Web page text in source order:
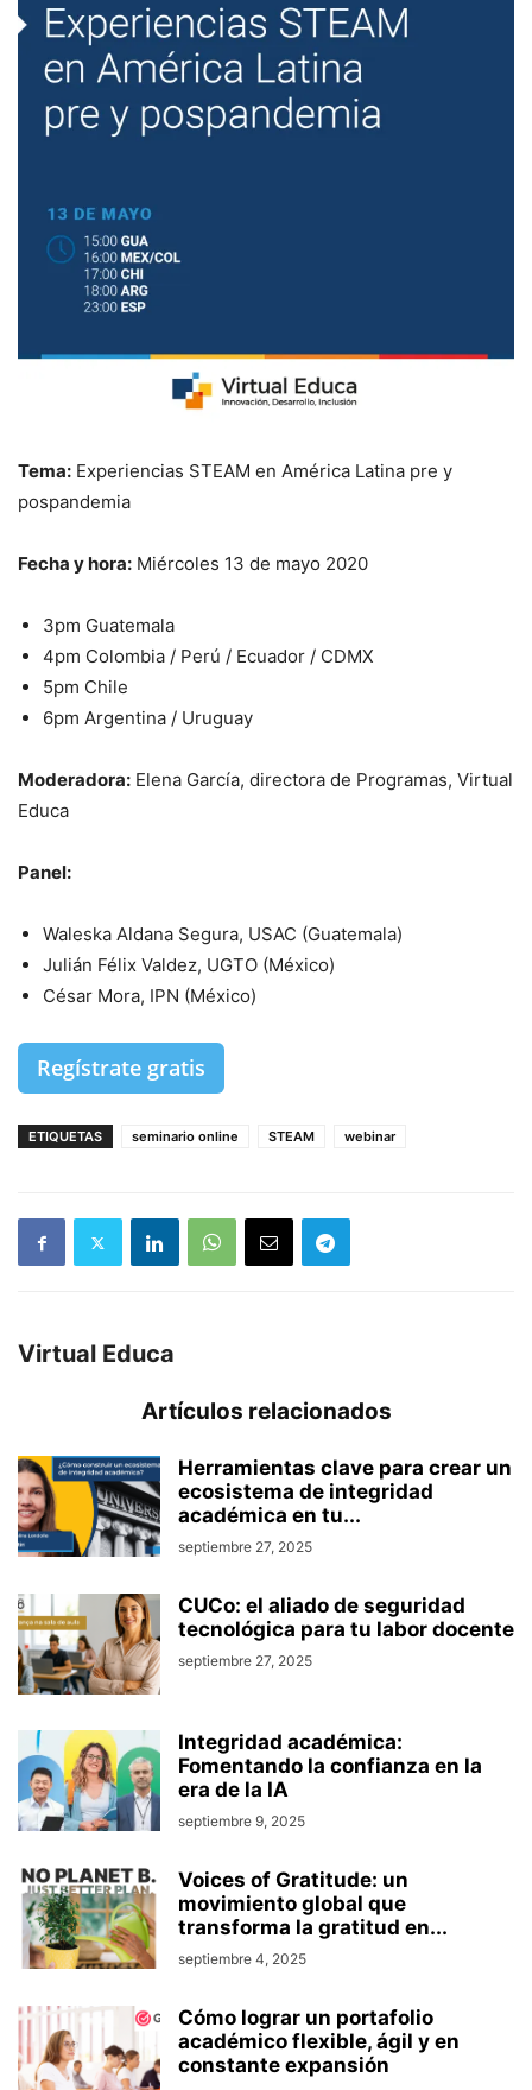
Tema: Experiencias STEAM en América Latina pre y
pospandemia
Fecha y hora: Miércoles 13 de mayo 2020
3pm Guatemala
4pm Colombia / Perú / Ecuador / CDMX
5pm Chile
6pm Argentina / Uruguay
Moderadora: Elena García, directora de Programas, Virtual
Educa
Panel:
Waleska Aldana Segura, USAC (Guatemala)
Julián Félix Valdez, UGTO (México)
César Mora, IPN (México)
Regístrate gratis
ETIQUETAS seminario online STEAM webinar
Virtual Educa
Artículos relacionados
Herramientas clave para crear un
ecosistema de integridad
académica en tu...
septiembre 27, 2025
CUCo: el aliado de seguridad
tecnológica para tu labor docente
septiembre 27, 2025
Integridad académica:
Fomentando la confianza en la
era de la IA
septiembre 9, 2025
Voices of Gratitude: un
movimiento global que
transforma la gratitud en...
septiembre 4, 2025
Cómo lograr un portafolio
académico flexible, ágil y en
constante expansión